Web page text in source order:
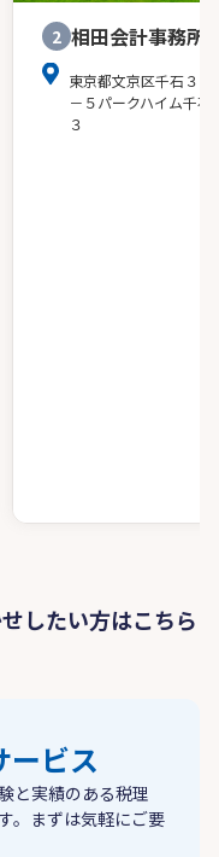
2 相田会計事務所
東京都文京区千石３－
－５パークハイム千石
３
したい方はこちら
ービス
と実績のある税理
。まずは気軽にご要